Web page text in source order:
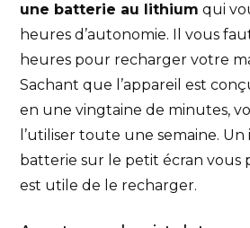
une batterie au lithium qui
heures d’autonomie. Il vous
heures pour recharger votre
Sachant que l’appareil est
en une vingtaine de minutes,
l’utiliser toute une semaine.
batterie sur le petit écran vous
est utile de le recharger.